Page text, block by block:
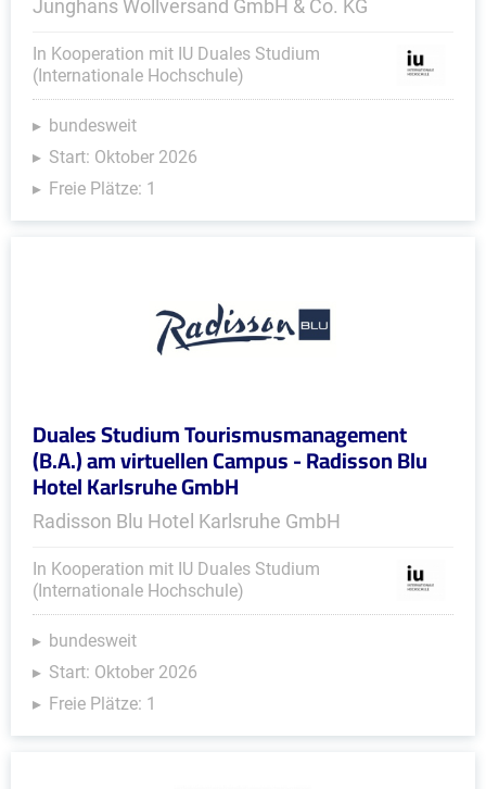
Junghans Wollversand GmbH & Co. KG
In Kooperation mit IU Duales Studium
(Internationale Hochschule)
bundesweit
Start: Oktober 2026
Freie Plätze: 1
Duales Studium Tourismusmanagement
(B.A.) am virtuellen Campus - Radisson Blu
Hotel Karlsruhe GmbH
Radisson Blu Hotel Karlsruhe GmbH
In Kooperation mit IU Duales Studium
(Internationale Hochschule)
bundesweit
Start: Oktober 2026
Freie Plätze: 1